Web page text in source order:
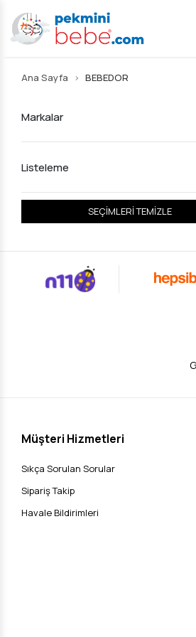
Ana Sayfa BEBEDOR
Markalar
Listeleme
SEÇİMLERİ TEMİZLE
Müşteri Hizmetleri
Sıkça Sorulan Sorular
Sipariş Takip
Havale Bildirimleri